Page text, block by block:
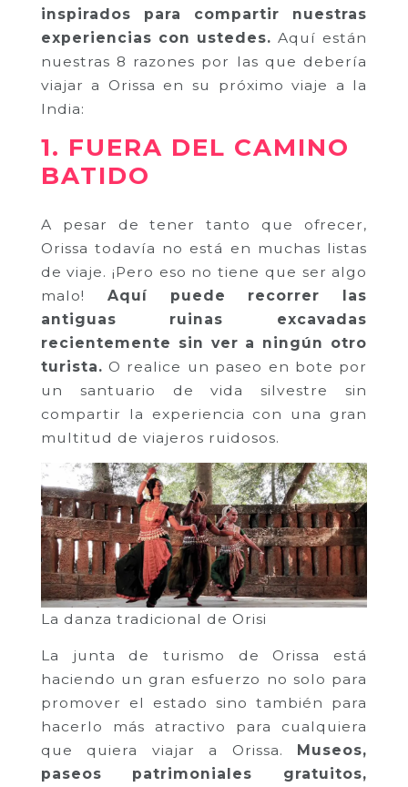
inspirados para compartir nuestras
experiencias con ustedes. Aquí están
nuestras 8 razones por las que debería
viajar a Orissa en su próximo viaje a la
India:
1. FUERA DEL CAMINO
BATIDO
A pesar de tener tanto que ofrecer,
Orissa todavía no está en muchas listas
de viaje. ¡Pero eso no tiene que ser algo
malo! Aquí puede recorrer las
antiguas ruinas excavadas
recientemente sin ver a ningún otro
turista. O realice un paseo en bote por
un santuario de vida silvestre sin
compartir la experiencia con una gran
multitud de viajeros ruidosos.
La danza tradicional de Orisi
La junta de turismo de Orissa está
haciendo un gran esfuerzo no solo para
promover el estado sino también para
hacerlo más atractivo para cualquiera
que quiera viajar a Orissa. Museos,
paseos patrimoniales gratuitos,